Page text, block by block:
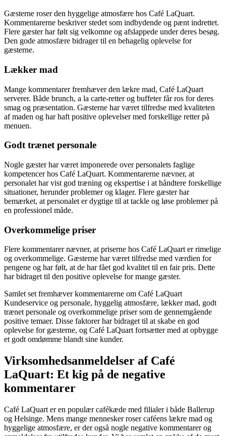
Gæsterne roser den hyggelige atmosfære hos Café LaQuart.
Kommentarerne beskriver stedet som indbydende og pænt indrettet.
Flere gæster har følt sig velkomne og afslappede under deres besøg.
Den gode atmosfære bidrager til en behagelig oplevelse for
gæsterne.
Lækker mad
Mange kommentarer fremhæver den lækre mad, Café LaQuart
serverer. Både brunch, a la carte-retter og buffeter får ros for deres
smag og præsentation. Gæsterne har været tilfredse med kvaliteten
af maden og har haft positive oplevelser med forskellige retter på
menuen.
Godt trænet personale
Nogle gæster har været imponerede over personalets faglige
kompetencer hos Café LaQuart. Kommentarerne nævner, at
personalet har vist god træning og ekspertise i at håndtere forskellige
situationer, herunder problemer og klager. Flere gæster har
bemærket, at personalet er dygtige til at tackle og løse problemer på
en professionel måde.
Overkommelige priser
Flere kommentarer nævner, at priserne hos Café LaQuart er rimelige
og overkommelige. Gæsterne har været tilfredse med værdien for
pengene og har følt, at de har fået god kvalitet til en fair pris. Dette
har bidraget til den positive oplevelse for mange gæster.
Samlet set fremhæver kommentarerne om Café LaQuart
Kundeservice og personale, hyggelig atmosfære, lækker mad, godt
trænet personale og overkommelige priser som de gennemgående
positive temaer. Disse faktorer har bidraget til at skabe en god
oplevelse for gæsterne, og Café LaQuart fortsætter med at opbygge
et godt omdømme blandt sine kunder.
Virksomhedsanmeldelser af Café
LaQuart: Et kig på de negative
kommentarer
Café LaQuart er en populær cafékæde med filialer i både Ballerup
og Helsinge. Mens mange mennesker roser caféens lækre mad og
hyggelige atmosfære, er der også nogle negative kommentarer og